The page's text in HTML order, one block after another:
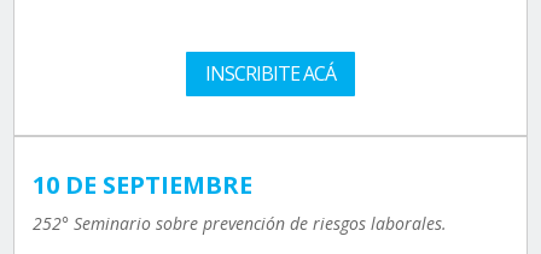
INSCRIBITE ACÁ
10 DE SEPTIEMBRE
252° Seminario sobre prevención de riesgos laborales.